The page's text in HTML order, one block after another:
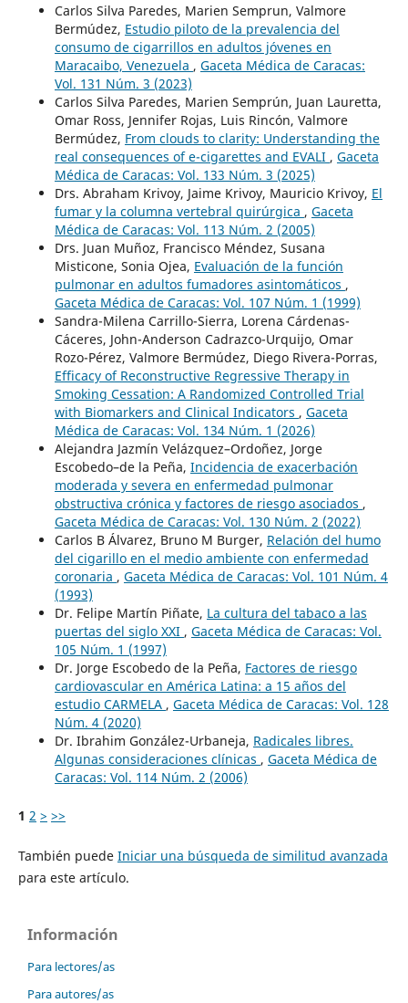
Carlos Silva Paredes, Marien Semprun, Valmore
Bermúdez, Estudio piloto de la prevalencia del
consumo de cigarrillos en adultos jóvenes en
Maracaibo, Venezuela , Gaceta Médica de Caracas:
Vol. 131 Núm. 3 (2023)
Carlos Silva Paredes, Marien Semprún, Juan Lauretta,
Omar Ross, Jennifer Rojas, Luis Rincón, Valmore
Bermúdez, From clouds to clarity: Understanding the
real consequences of e-cigarettes and EVALI , Gaceta
Médica de Caracas: Vol. 133 Núm. 3 (2025)
Drs. Abraham Krivoy, Jaime Krivoy, Mauricio Krivoy, El
fumar y la columna vertebral quirúrgica , Gaceta
Médica de Caracas: Vol. 113 Núm. 2 (2005)
Drs. Juan Muñoz, Francisco Méndez, Susana
Misticone, Sonia Ojea, Evaluación de la función
pulmonar en adultos fumadores asintomáticos ,
Gaceta Médica de Caracas: Vol. 107 Núm. 1 (1999)
Sandra-Milena Carrillo-Sierra, Lorena Cárdenas-
Cáceres, John-Anderson Cadrazco-Urquijo, Omar
Rozo-Pérez, Valmore Bermúdez, Diego Rivera-Porras,
Efficacy of Reconstructive Regressive Therapy in
Smoking Cessation: A Randomized Controlled Trial
with Biomarkers and Clinical Indicators , Gaceta
Médica de Caracas: Vol. 134 Núm. 1 (2026)
Alejandra Jazmín Velázquez–Ordoñez, Jorge
Escobedo–de la Peña, Incidencia de exacerbación
moderada y severa en enfermedad pulmonar
obstructiva crónica y factores de riesgo asociados ,
Gaceta Médica de Caracas: Vol. 130 Núm. 2 (2022)
Carlos B Álvarez, Bruno M Burger, Relación del humo
del cigarillo en el medio ambiente con enfermedad
coronaria , Gaceta Médica de Caracas: Vol. 101 Núm. 4
(1993)
Dr. Felipe Martín Piñate, La cultura del tabaco a las
puertas del siglo XXI , Gaceta Médica de Caracas: Vol.
105 Núm. 1 (1997)
Dr. Jorge Escobedo de la Peña, Factores de riesgo
cardiovascular en América Latina: a 15 años del
estudio CARMELA , Gaceta Médica de Caracas: Vol. 128
Núm. 4 (2020)
Dr. Ibrahim González-Urbaneja, Radicales libres.
Algunas consideraciones clínicas , Gaceta Médica de
Caracas: Vol. 114 Núm. 2 (2006)
1 2 > >>
También puede Iniciar una búsqueda de similitud avanzada
para este artículo.
Información
Para lectores/as
Para autores/as